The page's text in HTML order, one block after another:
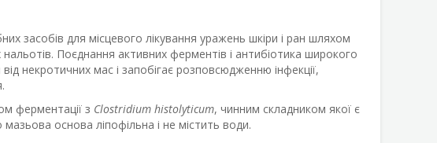
засобів для місцевого лікування уражень шкіри і ран шляхом
Поєднання активних ферментів і антибіотика широкого
некротичних мас і запобігає розповсюдженню інфекції,
ферментації з Clostridium histolyticum, чинним складником якої є
основа ліпофільна і не містить води.